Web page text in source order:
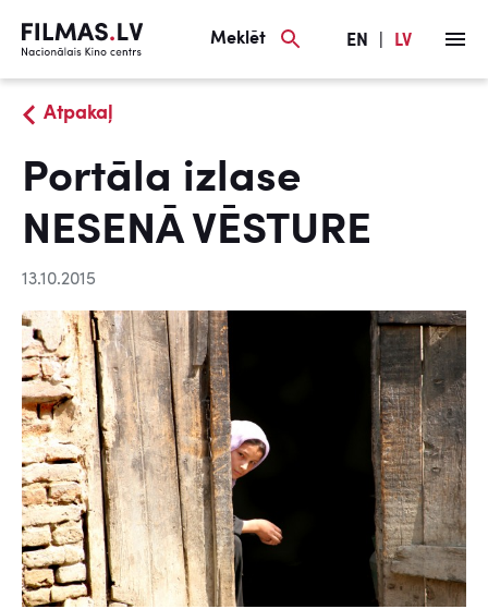
Meklēt EN LV
Atpakaļ
Portāla izlase
NESENĀ VĒSTURE
13.10.2015